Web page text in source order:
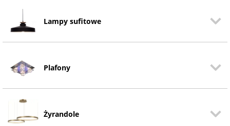
Lampy sufitowe
Plafony
Żyrandole